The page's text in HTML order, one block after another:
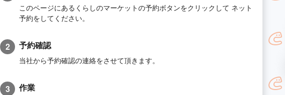
このページにあるくらしのマーケットの予約ボタンをクリックして ネット
予約をしてください。
2 予約確認
当社から予約確認の連絡をさせて頂きます。
3 作業